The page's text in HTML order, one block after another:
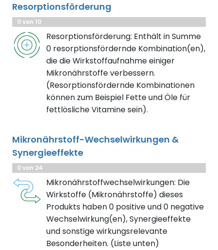
Resorptionsförderung
0 von 10
Resorptionsförderung: Enthält in Summe
0 resorptionsfördernde Kombination(en),
die die Wirkstoffaufnahme einiger
Mikronährstoffe verbessern.
(Resorptionsfördernde Kombinationen
können zum Beispiel Fette und Öle für
fettlösliche Vitamine sein).
Mikronährstoff-Wechselwirkungen &
Synergieeffekte
0 von 24
Mikronährstoffwechselwirkungen: Die
Wirkstoffe (Mikronährstoffe) dieses
Produkts haben 0 positive und 0 negative
Wechselwirkung(en), Synergieeffekte
und sonstige wirkungsrelevante
Besonderheiten. (Liste unten)